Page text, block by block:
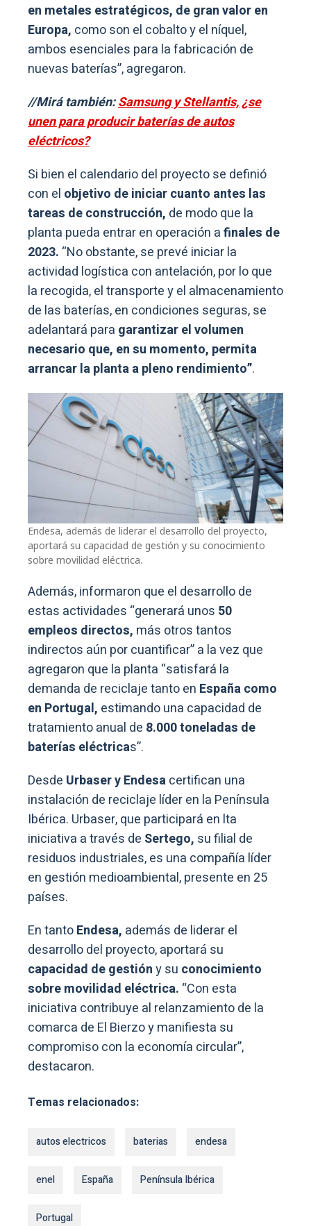
en metales estratégicos, de gran valor en
Europa, como son el cobalto y el níquel,
ambos esenciales para la fabricación de
nuevas baterías”, agregaron.
//Mirá también:Samsung y Stellantis, ¿se
unen para producir baterías de autos
eléctricos?
Si bien el calendario del proyecto se definió
con el objetivo de iniciar cuanto antes las
tareas de construcción, de modo que la
planta pueda entrar en operación afinales de
2023. “No obstante, se prevé iniciar la
actividad logística con antelación, por lo que
la recogida, el transporte y el almacenamiento
de las baterías, en condiciones seguras, se
adelantará para garantizar el volumen
necesario que, en su momento, permita
arrancar la planta a pleno rendimiento”.
Endesa, además de liderar el desarrollo del proyecto,
aportará su capacidad de gestión y su conocimiento
sobre movilidad eléctrica.
Además, informaron que el desarrollo de
estas actividades “generará unos 50
empleos directos, más otros tantos
indirectos aún por cuantificar” a la vez que
agregaron que la planta “satisfará la
demanda de reciclaje tanto en España como
en Portugal, estimando una capacidad de
tratamiento anual de 8.000 toneladas de
baterías eléctricas”.
Desde Urbaser y Endesacertifican una
instalación de reciclaje líder en la Península
Ibérica. Urbaser, que participará en lta
iniciativa a través de Sertego, su filial de
residuos industriales, es una compañía líder
en gestión medioambiental, presente en 25
países.
En tantoEndesa, además de liderar el
desarrollo del proyecto, aportará su
capacidad de gestióny su conocimiento
sobre movilidad eléctrica. “Con esta
iniciativa contribuye al relanzamiento de la
comarca de El Bierzo y manifiesta su
compromiso con la economía circular”,
destacaron.
Temas relacionados:
autos electricos baterias endesa
enel España Península Ibérica
Portugal